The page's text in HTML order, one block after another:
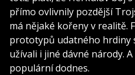
přímo ovlivnily pozdější
má nějaké kořeny v realitě.
prototypů udatného hrdiny
užívali i jiné dávné národy.
populární dodnes.